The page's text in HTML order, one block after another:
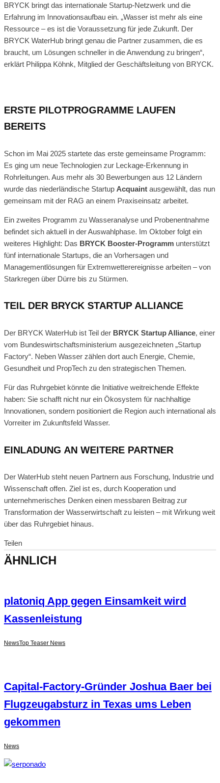
BRYCK bringt das internationale Startup-Netzwerk und die
Erfahrung im Innovationsaufbau ein. „Wasser ist mehr als eine
Ressource – es ist die Voraussetzung für jede Zukunft. Der
BRYCK WaterHub bringt genau die Partner zusammen, die es
braucht, um Lösungen schneller in die Anwendung zu bringen“,
erklärt Philippa Köhnk, Mitglied der Geschäftsleitung von BRYCK.
ERSTE PILOTPROGRAMME LAUFEN
BEREITS
Schon im Mai 2025 startete das erste gemeinsame Programm:
Es ging um neue Technologien zur Leckage-Erkennung in
Rohrleitungen. Aus mehr als 30 Bewerbungen aus 12 Ländern
wurde das niederländische Startup Acquaint ausgewählt, das nun
gemeinsam mit der RAG an einem Praxiseinsatz arbeitet.
Ein zweites Programm zu Wasseranalyse und Probenentnahme
befindet sich aktuell in der Auswahlphase. Im Oktober folgt ein
weiteres Highlight: Das BRYCK Booster-Programm unterstützt
fünf internationale Startups, die an Vorhersagen und
Managementlösungen für Extremwetterereignisse arbeiten – von
Starkregen über Dürre bis zu Stürmen.
TEIL DER BRYCK STARTUP ALLIANCE
Der BRYCK WaterHub ist Teil der BRYCK Startup Alliance, einer
vom Bundeswirtschaftsministerium ausgezeichneten „Startup
Factory“. Neben Wasser zählen dort auch Energie, Chemie,
Gesundheit und PropTech zu den strategischen Themen.
Für das Ruhrgebiet könnte die Initiative weitreichende Effekte
haben: Sie schafft nicht nur ein Ökosystem für nachhaltige
Innovationen, sondern positioniert die Region auch international als
Vorreiter im Zukunftsfeld Wasser.
EINLADUNG AN WEITERE PARTNER
Der WaterHub steht neuen Partnern aus Forschung, Industrie und
Wissenschaft offen. Ziel ist es, durch Kooperation und
unternehmerisches Denken einen messbaren Beitrag zur
Transformation der Wasserwirtschaft zu leisten – mit Wirkung weit
über das Ruhrgebiet hinaus.
Teilen
ÄHNLICH
platoniq App gegen Einsamkeit wird
Kassenleistung
NewsTop Teaser News
Capital-Factory-Gründer Joshua Baer bei
Flugzeugabsturz in Texas ums Leben
gekommen
News